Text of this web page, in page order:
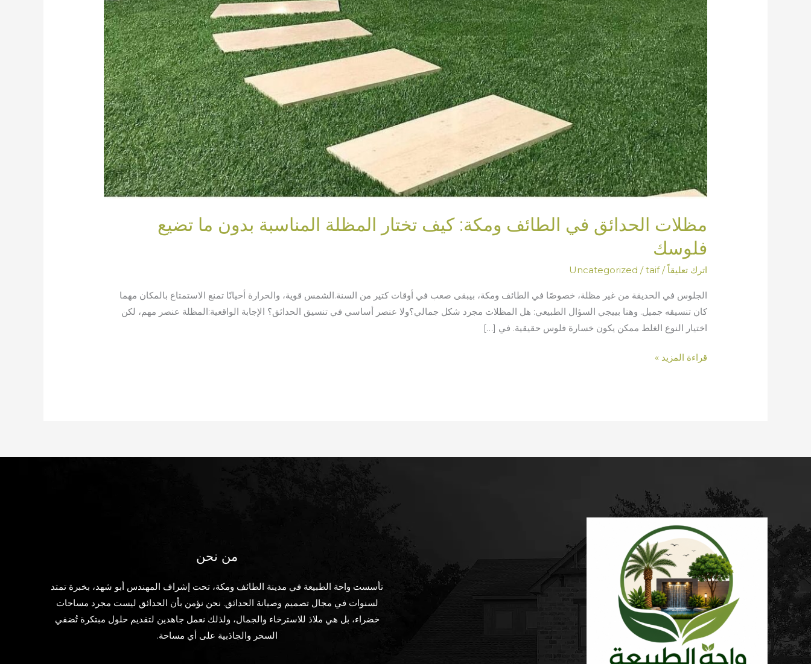
مظلات الحدائق في الطائف ومكة: كيف تختار المظلة المناسبة بدون ما تضيع
فلوسك
اترك تعليقاً /
Uncategorized /taif
الجلوس في الحديقة من غير مظلة، خصوصًا في الطائف ومكة، بيبقى صعب في أوقات كتير من السنة.الشمس قوية، والحرارة أحيانًا تمنع الاستمتاع بالمكان مهما
كان تنسيقه جميل. وهنا بييجي السؤال الطبيعي: هل المظلات مجرد شكل جمالي؟ولا عنصر أساسي في تنسيق الحدائق؟ الإجابة الواقعية:المظلة عنصر مهم، لكن
اختيار النوع الغلط ممكن يكون خسارة فلوس حقيقية. في […]
قراءة المزيد »
من نحن
تأسست واحة الطبيعة في مدينة الطائف ومكة، تحت إشراف المهندس أبو شهد، بخبرة تمتد
لسنوات في مجال تصميم وصيانة الحدائق. نحن نؤمن بأن الحدائق ليست مجرد مساحات
خضراء، بل هي ملاذ للاسترخاء والجمال، ولذلك نعمل جاهدين لتقديم حلول مبتكرة تُضفي
السحر والجاذبية على أي مساحة.